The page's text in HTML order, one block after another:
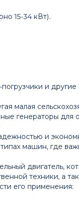
15-34 кВт).
и
малая
генераторы для
и
машин, где
двигатель,
техники, а
его применения: